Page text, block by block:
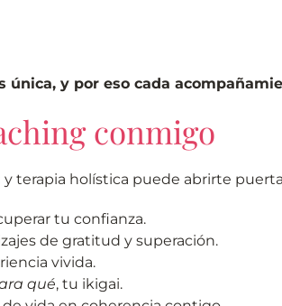
única, y por eso cada
conmigo
terapia holística puede abrirte
tu confianza.
de gratitud y superación.
vivida.
qué, tu ikigai.